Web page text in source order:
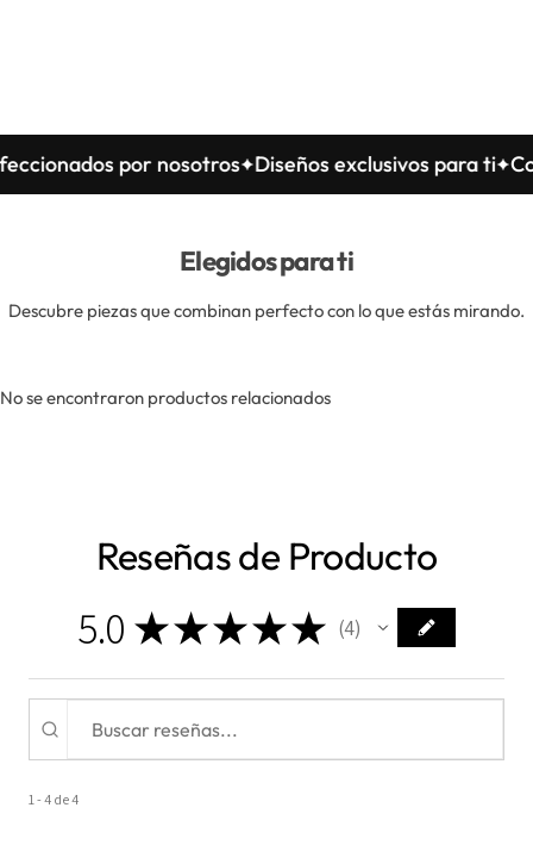
por nosotros Diseños exclusivos para ti
Elegidos para ti
Descubre piezas que combinan perfecto con lo que estás mirando.
No se encontraron productos relacionados
Reseñas de Producto
5.0 ★★★★★ 4
4
1 - 4 de 4